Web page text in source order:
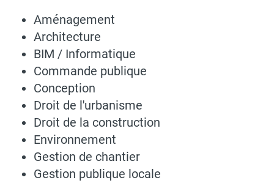
Aménagement
Architecture
BIM / Informatique
Commande publique
Conception
Droit de l'urbanisme
Droit de la construction
Environnement
Gestion de chantier
Gestion publique locale